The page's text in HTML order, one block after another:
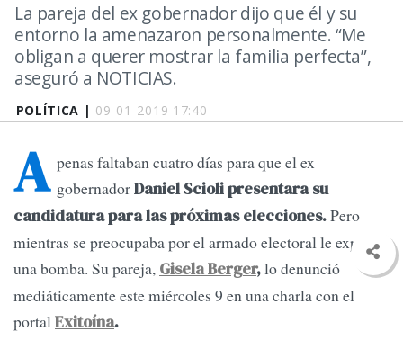
POLÍTICA | 09-01-2019 17:40
La pareja del ex gobernador dijo que él y su
entorno la amenazaron personalmente. “Me
obligan a querer mostrar la familia perfecta”,
aseguró a NOTICIAS.
A penas faltaban cuatro días para que el ex
gobernadorDaniel Scioli presentara su
candidatura para las próximas elecciones.Pero
mientras se preocupaba por el armado electoral le explotó
una bomba. Su pareja, Gisela Berger,lo denunció
mediáticamente este miércoles 9 en una charla con el
portalExitoína.